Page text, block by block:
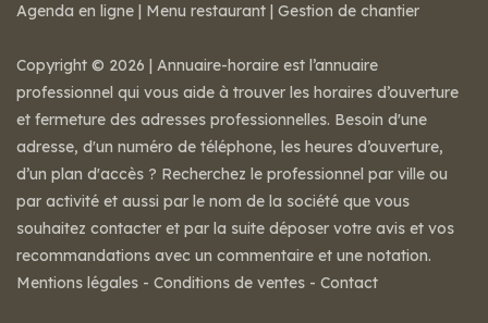
Agenda en ligne | Menu restaurant | Gestion de chantier
Copyright © 2026 | Annuaire-horaire est l’annuaire
professionnel qui vous aide à trouver les horaires d’ouverture
et fermeture des adresses professionnelles. Besoin d'une
adresse, d'un numéro de téléphone, les heures d’ouverture,
d’un plan d'accès ? Recherchez le professionnel par ville ou
par activité et aussi par le nom de la société que vous
souhaitez contacter et par la suite déposer votre avis et vos
recommandations avec un commentaire et une notation.
Mentions légales - Conditions de ventes - Contact